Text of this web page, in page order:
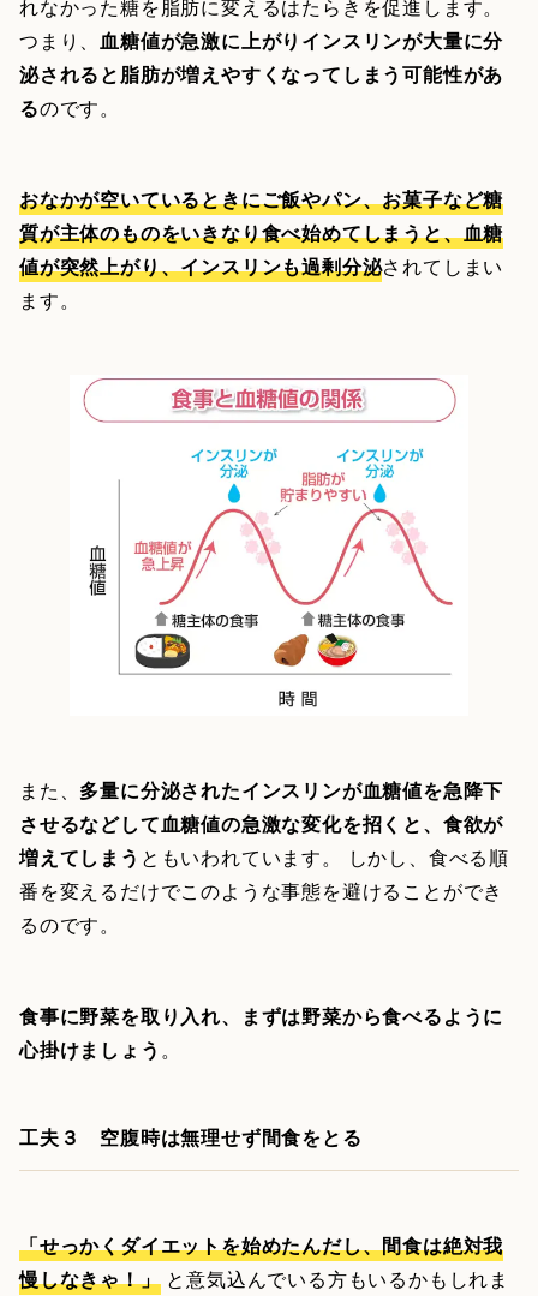
れなかった糖を脂肪に変えるはたらきを促進します。
つまり、血糖値が急激に上がりインスリンが大量に分
泌されると脂肪が増えやすくなってしまう可能性があ
るのです。
おなかが空いているときにご飯やパン、お菓子など糖
質が主体のものをいきなり食べ始めてしまうと、血糖
値が突然上がり、インスリンも過剰分泌されてしまい
ます。
また、 多量に分泌されたインスリンが血糖値を急降下
させるなどして血糖値の急激な変化を招くと、食欲が
増えてしまう ともいわれています。 しかし、食べる順
番を変えるだけでこのような事態を避けることができ
るのです。
食事に野菜を取り入れ、まずは野菜から食べるように
心掛けましょう 。
工夫３ 空腹時は無理せず間食をとる
「せっかくダイエットを始めたんだし、間食は絶対我
慢しなきゃ！」と意気込んでいる方もいるかもしれま